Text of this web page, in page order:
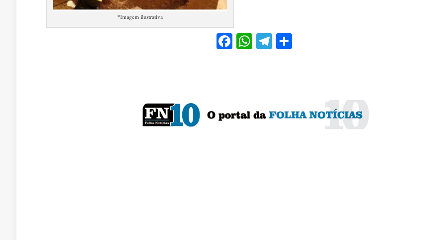
*Imagem ilustrativa
Facebook
WhatsApp
Telegram